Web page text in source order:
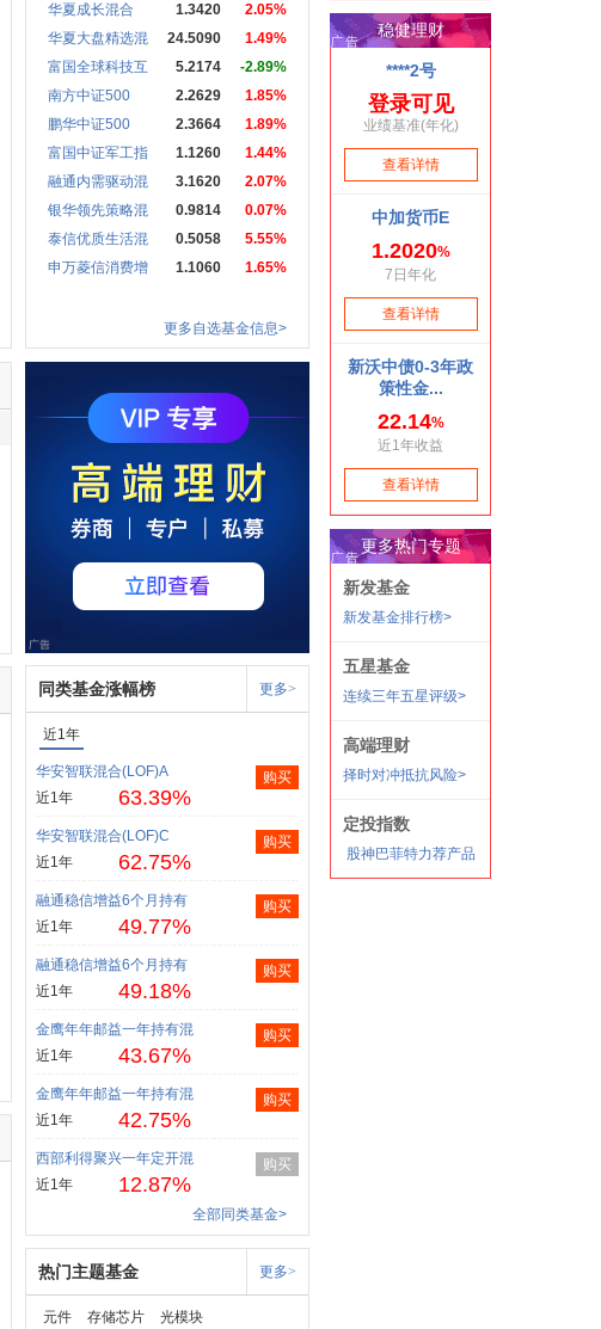
华夏成长混合
1.3420
2.05%
华夏大盘精选混
24.5090
1.49%
富国全球科技互
5.2174
-2.89%
南方中证500
2.2629
1.85%
鹏华中证500
2.3664
1.89%
富国中证军工指
1.1260
1.44%
融通内需驱动混
3.1620
2.07%
银华领先策略混
0.9814
0.07%
泰信优质生活混
0.5058
5.55%
申万菱信消费增
1.1060 1.65%
更多自选基金信息>
同类基金涨幅榜 更多>
近1年
华安智联混合(LOF)A
近1年
63.39%
购买
华安智联混合(LOF)C
近1年
62.75%
购买
融通稳信增益6个月持有
近1年
49.77%
购买
融通稳信增益6个月持有
近1年
49.18%
购买
金鹰年年邮益一年持有混
近1年
43.67%
购买
金鹰年年邮益一年持有混
近1年
42.75%
购买
西部利得聚兴一年定开混
近1年
12.87%
购买
全部同类基金>
热门主题基金 更多>
元件 存储芯片
光模块